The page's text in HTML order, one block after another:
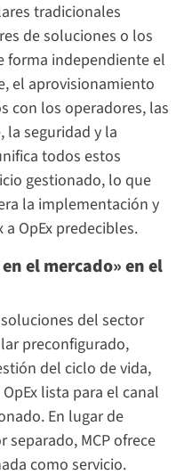
tradicionales
de soluciones o los
forma independiente el
el aprovisionamiento
con los operadores, las
la seguridad y la
todos estos
gestionado, lo que
la implementación y
OpEx predecibles.
el mercado» en el
del sector
preconfigurado,
del ciclo de vida,
lista para el canal
En lugar de
MCP ofrece
como servicio.